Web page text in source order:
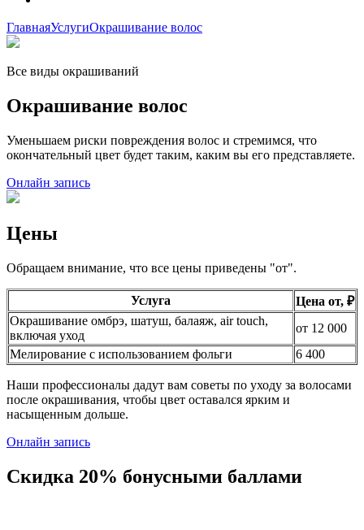
ГлавнаяУслугиОкрашивание волос
Все виды окрашиваний
Окрашивание волос
Уменьшаем риски повреждения волос и стремимся, что
окончательный цвет будет таким, каким вы его представляете.
Онлайн запись
Цены
Обращаем внимание, что все цены приведены "от".
Услуга
Цена от, ₽
Окрашивание омбрэ, шатуш, балаяж, air touch,
включая уход
от 12 000
Мелирование с использованием фольги
6 400
Наши профессионалы дадут вам советы по уходу за волосами
после окрашивания, чтобы цвет оставался ярким и
насыщенным дольше.
Онлайн запись
Скидка 20% бонусными баллами